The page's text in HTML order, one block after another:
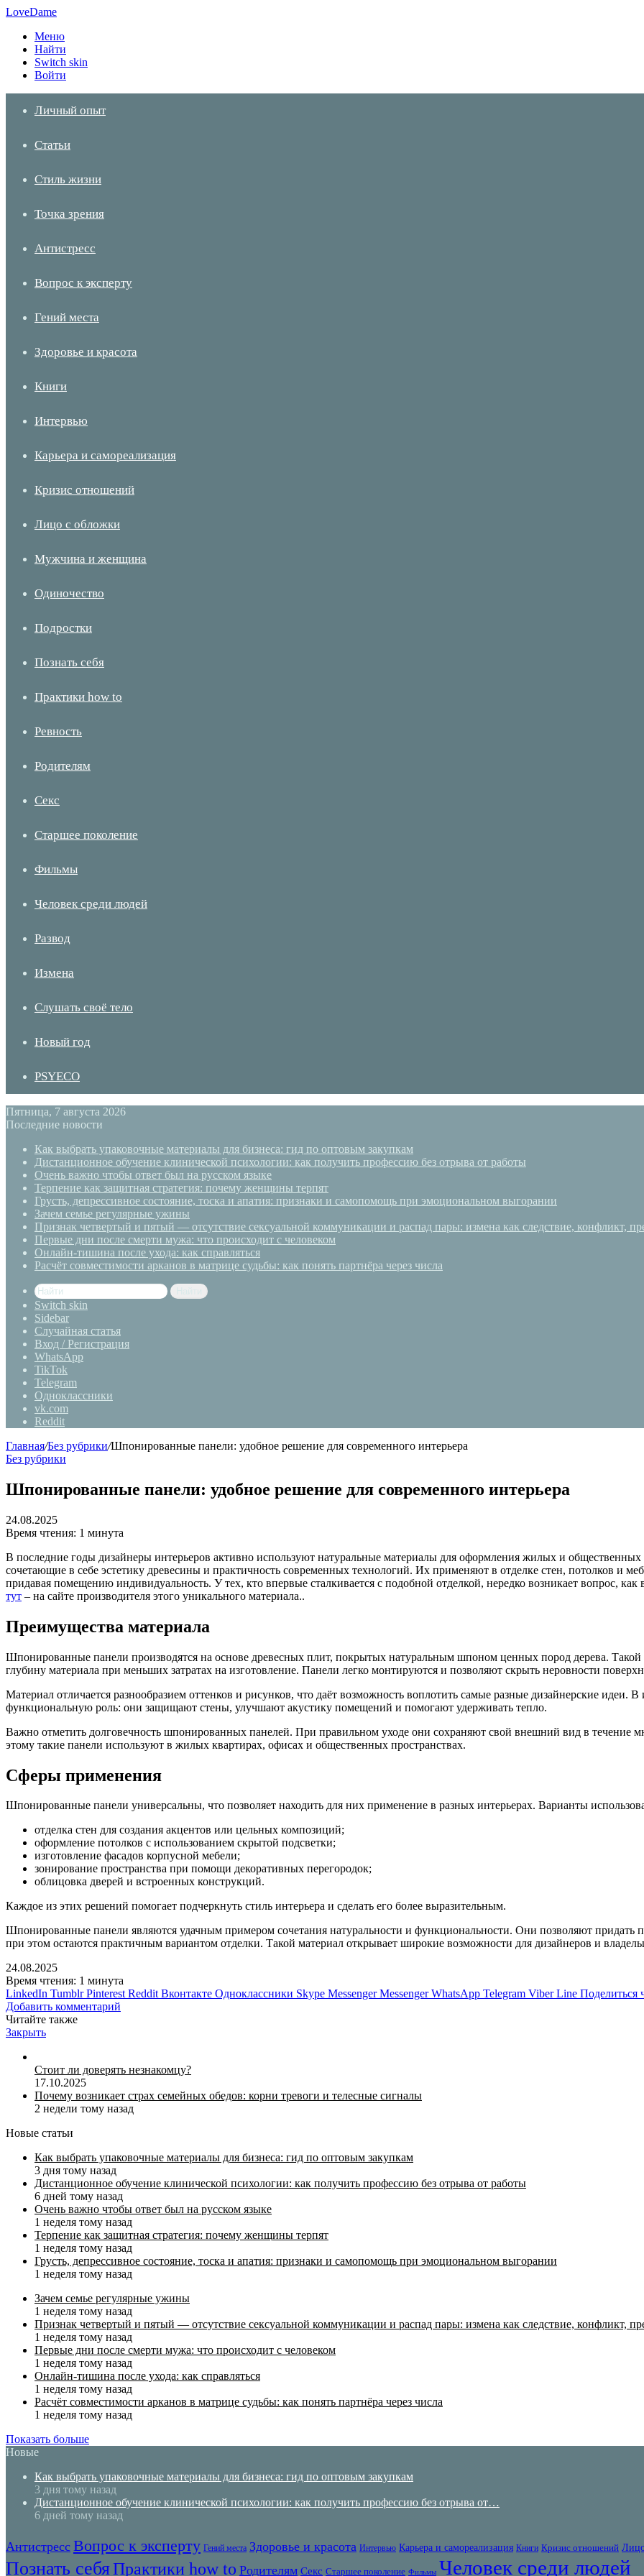
LoveDame
Меню
Найти
Switch skin
Войти
Личный опыт
Статьи
Стиль жизни
Точка зрения
Антистресс
Вопрос к эксперту
Гений места
Здоровье и красота
Книги
Интервью
Карьера и самореализация
Кризис отношений
Лицо с обложки
Мужчина и женщина
Одиночество
Подростки
Познать себя
Практики how to
Ревность
Родителям
Секс
Старшее поколение
Фильмы
Человек среди людей
Развод
Измена
Слушать своё тело
Новый год
PSYECO
Пятница, 7 августа 2026
Последние новости
Как выбрать упаковочные материалы для бизнеса: гид по оптовым закупкам
Дистанционное обучение клинической психологии: как получить профессию без отрыва от работы
Очень важно чтобы ответ был на русском языке
Терпение как защитная стратегия: почему женщины терпят
Грусть, депрессивное состояние, тоска и апатия: признаки и самопомощь при эмоциональном выгорании
Зачем семье регулярные ужины
Признак четвертый и пятый — отсутствие сексуальной коммуникации и распад пары: измена как следствие, конфликт,
Первые дни после смерти мужа: что происходит с человеком
Онлайн-тишина после ухода: как справляться
Расчёт совместимости арканов в матрице судьбы: как понять партнёра через числа
Switch skin
Sidebar
Случайная статья
Вход / Регистрация
WhatsApp
TikTok
Telegram
Одноклассники
vk.com
Reddit
Главная/Без рубрики/Шпонированные панели: удобное решение для современного интерьера
Без рубрики
Шпонированные панели: удобное решение для современного интерьера
24.08.2025
Время чтения: 1 минута
В последние годы дизайнеры интерьеров активно используют натуральные материалы для оформления жилых и
сочетающие в себе эстетику древесины и практичность современных технологий. Их применяют в отделке стен, потолков и
придавая помещению индивидуальность. У тех, кто впервые сталкивается с подобной отделкой, нередко возникает вопрос,
тут – на сайте производителя этого уникального материала..
Преимущества материала
Шпонированные панели производятся на основе древесных плит, покрытых натуральным шпоном ценных пород дерева. Такой
глубину материала при меньших затратах на изготовление. Панели легко монтируются и позволяют скрыть неровности
Материал отличается разнообразием оттенков и рисунков, что даёт возможность воплотить самые разные дизайнерские идеи.
функциональную роль: они защищают стены, улучшают акустику помещений и помогают удерживать тепло.
Важно отметить долговечность шпонированных панелей. При правильном уходе они сохраняют свой внешний вид в течение
этому такие панели используют в жилых квартирах, офисах и общественных пространствах.
Сферы применения
Шпонированные панели универсальны, что позволяет находить для них применение в разных интерьерах. Варианты
отделка стен для создания акцентов или цельных композиций;
оформление потолков с использованием скрытой подсветки;
изготовление фасадов корпусной мебели;
зонирование пространства при помощи декоративных перегородок;
облицовка дверей и встроенных конструкций.
Каждое из этих решений помогает подчеркнуть стиль интерьера и сделать его более выразительным.
Шпонированные панели являются удачным примером сочетания натуральности и функциональности. Они позволяют
при этом остаются практичным вариантом отделки. Такой материал открывает широкие возможности для дизайнеров и
24.08.2025
Время чтения: 1 минута
LinkedIn Tumblr Pinterest Reddit Вконтакте Одноклассники Skype Messenger Messenger WhatsApp Telegram Viber Line Поделиться
Добавить комментарий
Читайте также
Закрыть
Стоит ли доверять незнакомцу?
17.10.2025
Почему возникает страх семейных обедов: корни тревоги и телесные сигналы
2 недели тому назад
Новые статьи
Как выбрать упаковочные материалы для бизнеса: гид по оптовым закупкам
3 дня тому назад
Дистанционное обучение клинической психологии: как получить профессию без отрыва от работы
6 дней тому назад
Очень важно чтобы ответ был на русском языке
1 неделя тому назад
Терпение как защитная стратегия: почему женщины терпят
1 неделя тому назад
Грусть, депрессивное состояние, тоска и апатия: признаки и самопомощь при эмоциональном выгорании
1 неделя тому назад
Зачем семье регулярные ужины
1 неделя тому назад
Признак четвертый и пятый — отсутствие сексуальной коммуникации и распад пары: измена как следствие, конфликт,
1 неделя тому назад
Первые дни после смерти мужа: что происходит с человеком
1 неделя тому назад
Онлайн-тишина после ухода: как справляться
1 неделя тому назад
Расчёт совместимости арканов в матрице судьбы: как понять партнёра через числа
1 неделя тому назад
Показать больше
Новые
Как выбрать упаковочные материалы для бизнеса: гид по оптовым закупкам
3 дня тому назад
Дистанционное обучение клинической психологии: как получить профессию без отрыва от…
6 дней тому назад
Антистресс Вопрос к эксперту Гений места Здоровье и красота Интервью Карьера и самореализация Книги Кризис отношений
Познать себяПрактики how to Родителям Секс Старшее поколение Фильмы Человек среди людей